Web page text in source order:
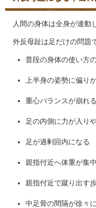
人間の身体は全身が連動
外反母趾は足だけの問題
普段の身体の使い方
上半身の姿勢に偏り
重心バランスが崩れる
足の内側に力が入り
足が過剰回内になる
親指付近へ体重が集
親指付近で蹴り出す
中足骨の間隔が徐々